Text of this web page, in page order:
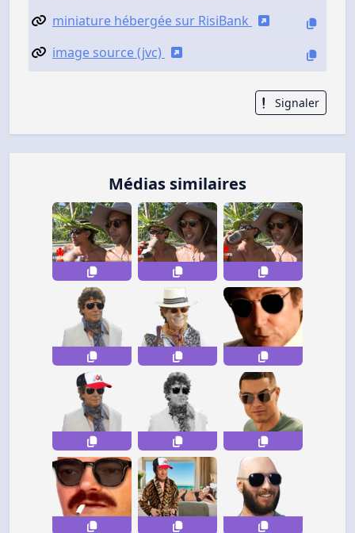
miniature hébergée sur RisiBank
image source (jvc)
Signaler
Médias similaires